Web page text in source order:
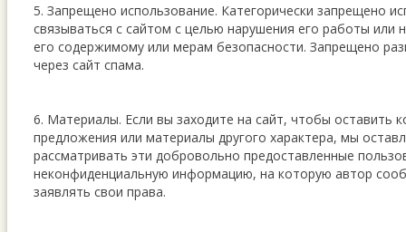
5. Запрещено использование. Категорически запрещено
связываться с сайтом с целью нарушения его работы или
его содержимому или мерам безопасности. Запрещено
через сайт спама.
6. Материалы. Если вы заходите на сайт, чтобы оставить
предложения или материалы другого характера, мы
рассматривать эти добровольно предоставленные
неконфиденциальную информацию, на которую автор
заявлять свои права.